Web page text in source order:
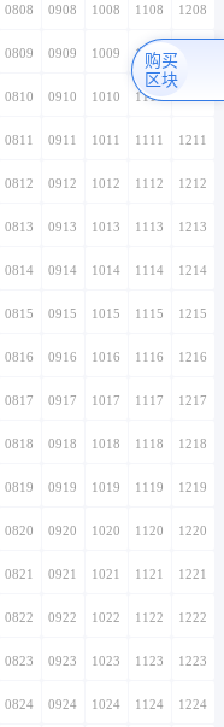
0808 0908 1008 1108 1208
0809 0909 1009 1109
0810 0910 1010 1110
0811 0911 1011 1111 1211
0812 0912 1012 1112 1212
0813 0913 1013 1113 1213
0814 0914 1014 1114 1214
0815 0915 1015 1115 1215
0816 0916 1016 1116 1216
0817 0917 1017 1117 1217
0818 0918 1018 1118 1218
0819 0919 1019 1119 1219
0820 0920 1020 1120 1220
0821 0921 1021 1121 1221
0822 0922 1022 1122 1222
0823 0923 1023 1123 1223
0824 0924 1024 1124 1224
购买
区块